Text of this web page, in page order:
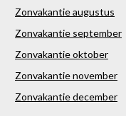
Zonvakantie augustus
Zonvakantie september
Zonvakantie oktober
Zonvakantie november
Zonvakantie december